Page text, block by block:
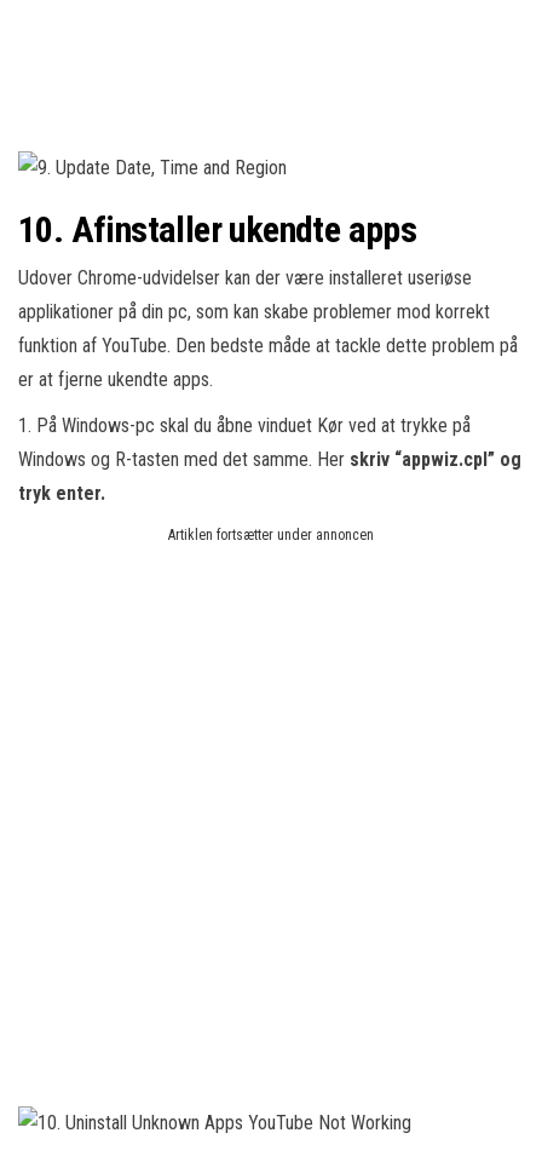
10. Afinstaller ukendte apps
Udover Chrome-udvidelser kan der være installeret useriøse
applikationer på din pc, som kan skabe problemer mod korrekt
funktion af YouTube. Den bedste måde at tackle dette problem på
er at fjerne ukendte apps.
1. På Windows-pc skal du åbne vinduet Kør ved at trykke på
Windows og R-tasten med det samme. Her skriv “appwiz.cpl” og
tryk enter.
Artiklen fortsætter under annoncen